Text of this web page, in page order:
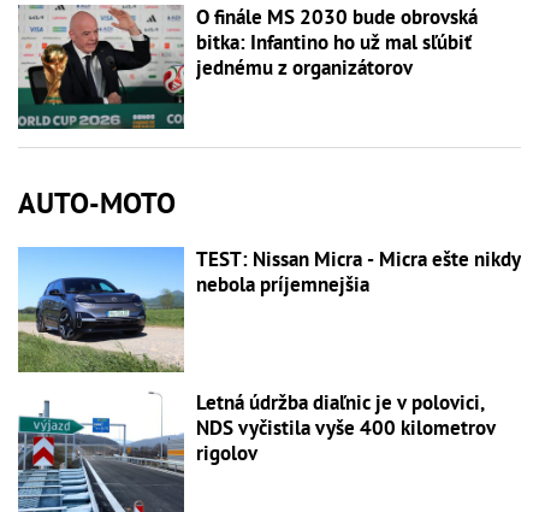
O finále MS 2030 bude obrovská
bitka: Infantino ho už mal sľúbiť
jednému z organizátorov
AUTO-MOTO
TEST: Nissan Micra - Micra ešte nikdy
nebola príjemnejšia
Letná údržba diaľnic je v polovici,
NDS vyčistila vyše 400 kilometrov
rigolov